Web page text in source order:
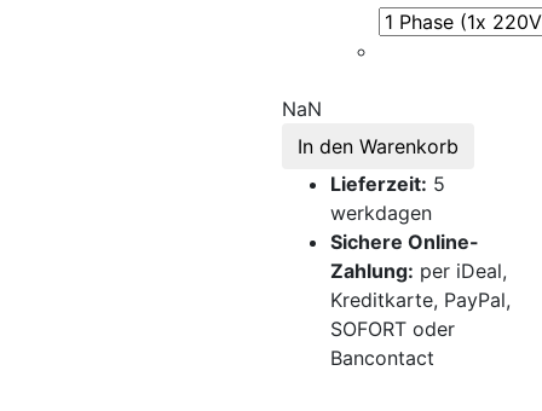
NaN
In den Warenkorb
Lieferzeit: 5
werkdagen
Sichere Online-
Zahlung: per iDeal,
Kreditkarte, PayPal,
SOFORT oder
Bancontact